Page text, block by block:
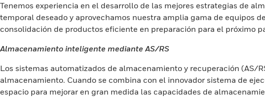
Tenemos experiencia en el desarrollo de las mejores estrategias de
temporal deseado y aprovechamos nuestra amplia gama de equipos
consolidación de productos eficiente en preparación para el próximo
Almacenamiento inteligente mediante AS/RS
Los sistemas automatizados de almacenamiento y recuperación (AS/
almacenamiento. Cuando se combina con el innovador sistema de
espacio para mejorar en gran medida las capacidades de